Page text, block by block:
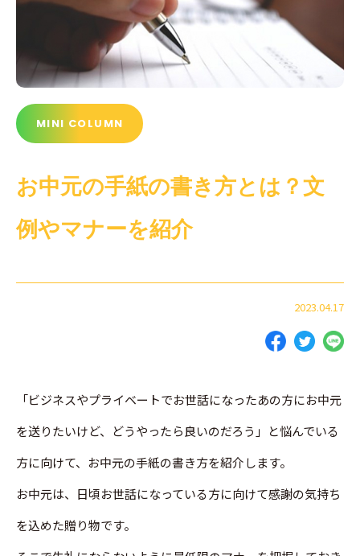
MINI COLUMN
お中元の手紙の書き方とは？文
例やマナーを紹介
2023.04.17
「ビジネスやプライベートでお世話になったあの方にお中元
を送りたいけど、どうやったら良いのだろう」と悩んでいる
方に向けて、お中元の手紙の書き方を紹介します。
お中元は、日頃お世話になっている方に向けて感謝の気持ち
を込めた贈り物です。